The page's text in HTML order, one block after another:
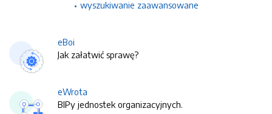
wyszukiwanie zaawansowane
eBoi
Jak załatwić sprawę?
eWrota
BIPy jednostek organizacyjnych.